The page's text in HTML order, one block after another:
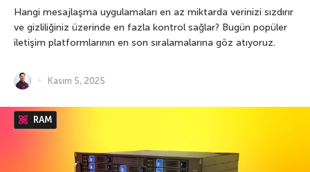
Hangi mesajlaşma uygulamaları en az miktarda verinizi sızdırır
ve gizliliğiniz üzerinde en fazla kontrol sağlar? Bugün popüler
iletişim platformlarının en son sıralamalarına göz atıyoruz.
Kasım 5, 2025
RAM